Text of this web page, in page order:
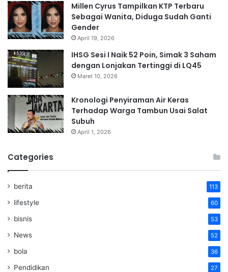
Millen Cyrus Tampilkan KTP Terbaru
Sebagai Wanita, Diduga Sudah Ganti
Gender
April 19, 2026
IHSG Sesi I Naik 52 Poin, Simak 3 Saham
dengan Lonjakan Tertinggi di LQ45
Maret 10, 2026
Kronologi Penyiraman Air Keras
Terhadap Warga Tambun Usai Salat
Subuh
April 1, 2026
Categories
berita 113
lifestyle 60
bisnis 53
News 52
bola 36
Pendidikan 27